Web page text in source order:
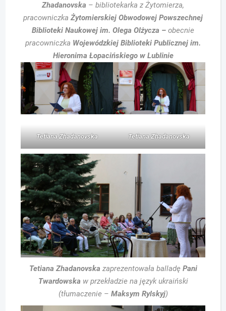
Zhadanovska – bibliotekarka z Żytomierza,
pracowniczka Żytomierskiej Obwodowej Powszechnej
Biblioteki Naukowej im. Olega Olżycza – obecnie
pracowniczka Wojewódzkiej Biblioteki Publicznej im.
Hieronima Łopacińskiego w Lublinie
Tetiana Zhadanovska Tetiana Zhadanovska
Tetiana Zhadanovska zaprezentowała balladę Pani
Twardowska w przekładzie na język ukraiński
(tłumaczenie – Maksym Rylskyj)